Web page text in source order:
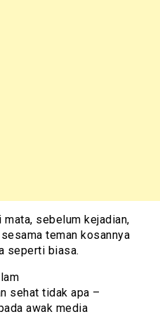
sebelum kejadian,
teman kosannya
seperti biasa.
sehat tidak apa –
awak media